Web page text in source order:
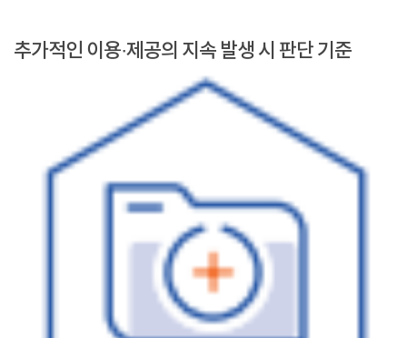
추가적인 이용·제공의 지속 발생 시 판단 기준